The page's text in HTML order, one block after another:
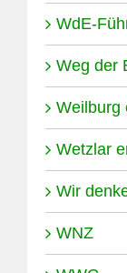
WdE-
Weg der
Weilburg
Wetzlar
Wir
WNZ